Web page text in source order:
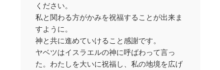
ください。
私と関わる方がかみを祝福することが出来ま
すように。
神と共に進めていけること感謝です。
ヤベツはイスラエルの神に呼ばわって言っ
た。わたしを大いに祝福し、私の地境を広げ